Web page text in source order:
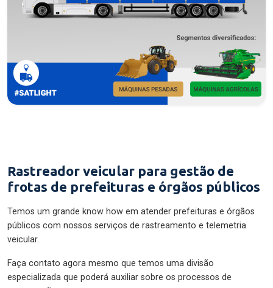
Rastreador veicular para gestão de
frotas de prefeituras e órgãos públicos
Temos um grande know how em atender prefeituras e órgãos
públicos com nossos serviços de rastreamento e telemetria
veicular.
Faça contato agora mesmo que temos uma divisão
especializada que poderá auxiliar sobre os processos de